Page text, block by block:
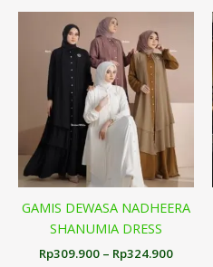
GAMIS DEWASA NADHEERA
SHANUMIA DRESS
Rp309.900 – Rp324.900
hingga